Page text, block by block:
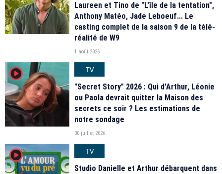
Laureen et Tino de "L'île de la tentation",
Anthony Matéo, Jade Leboeuf... Le
casting complet de la saison 9 de la télé-
réalité de W9
1 août 2026
player2
TV
"Secret Story" 2026 : Qui d'Arthur, Léonie
ou Paola devrait quitter la Maison des
secrets ce soir ? Les estimations de
notre sondage
30 juillet 2026
player2
TV
Studio Danielle et Arthur débarquent dans